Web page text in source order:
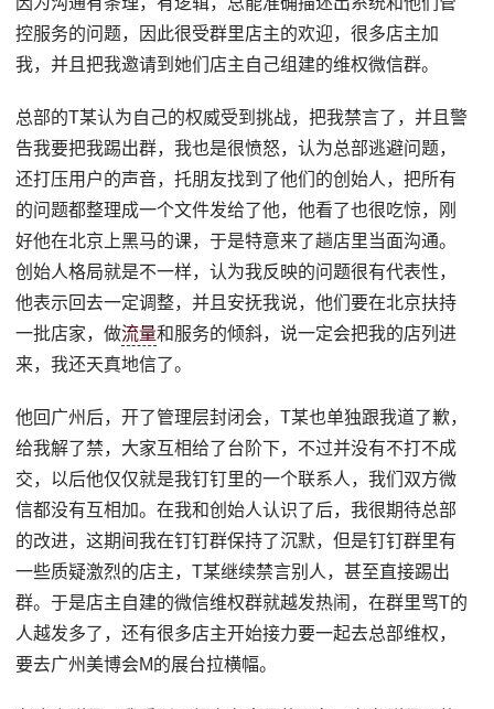
控服务的问题，因此很受群里店主的欢迎，很多店主加
我，并且把我邀请到她们店主自己组建的维权微信群。
总部的T某认为自己的权威受到挑战，把我禁言了，并且警
告我要把我踢出群，我也是很愤怒，认为总部逃避问题，
还打压用户的声音，托朋友找到了他们的创始人，把所有
的问题都整理成一个文件发给了他，他看了也很吃惊，刚
好他在北京上黑马的课，于是特意来了趟店里当面沟通。
创始人格局就是不一样，认为我反映的问题很有代表性，
他表示回去一定调整，并且安抚我说，他们要在北京扶持
一批店家，做流量和服务的倾斜，说一定会把我的店列进
来，我还天真地信了。
他回广州后，开了管理层封闭会，T某也单独跟我道了歉，
给我解了禁，大家互相给了台阶下，不过并没有不打不成
交，以后他仅仅就是我钉钉里的一个联系人，我们双方微
信都没有互相加。在我和创始人认识了后，我很期待总部
的改进，这期间我在钉钉群保持了沉默，但是钉钉群里有
一些质疑激烈的店主，T某继续禁言别人，甚至直接踢出
群。于是店主自建的微信维权群就越发热闹，在群里骂T的
人越发多了，还有很多店主开始接力要一起去总部维权，
要去广州美博会M的展台拉横幅。